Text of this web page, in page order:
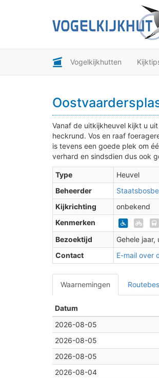
Vogelkijkhutten
Vanaf de uitkijkheuvel kijkt u
heckrund. Vos en raaf
is tevens een goede plek om
verhard en sindsdien dus ook
Type
Heuvel
Beheerder
Kijkrichting
onbekend
Kenmerken
Bezoektijd
Gehele
Contact
E-mail over
Waarnemingen
Datum
2026-08-05
2026-08-05
2026-08-05
2026-08-04